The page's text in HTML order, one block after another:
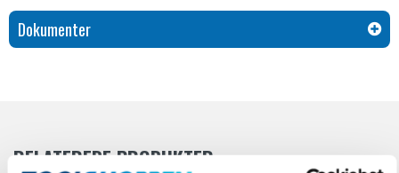
Sikkerhed er en prioritet, og denne varmeblæser er udstyret med
termosikring, der beskytter mod overophedning. Den har også en
kold blæsefunktion og en ventilatorindstilling, der gør den alsidig
vandstænk.
Dokumenter
RELATEREDE PRODUKTER